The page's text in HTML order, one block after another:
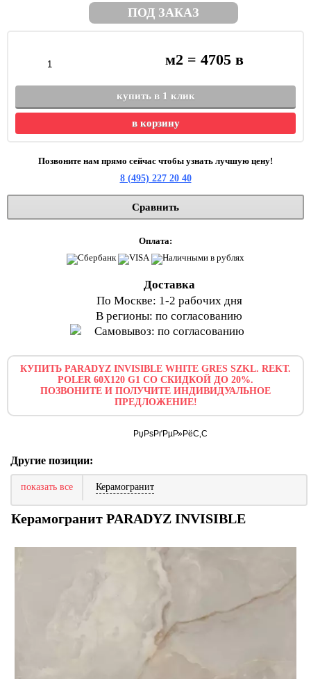
ПОД ЗАКАЗ
м2 =4705 в
купить в 1 клик
в корзину
Позвоните нам прямо сейчас чтобы узнать лучшую цену!
8 (495) 227 20 40
Сравнить
Оплата:
Доставка
По Москве: 1-2 рабочих дня
В регионы: по согласованию
Самовывоз: по согласованию
КУПИТЬ PARADYZ INVISIBLE WHITE GRES SZKL. REKT.
POLER 60X120 G1 СО СКИДКОЙ ДО 20%.
ПОЗВОНИТЕ И ПОЛУЧИТЕ ИНДИВИДУАЛЬНОЕ
ПРЕДЛОЖЕНИЕ!
Другие позиции:
показать все Керамогранит
Керамогранит PARADYZ INVISIBLE